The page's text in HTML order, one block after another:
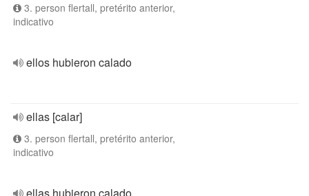
3. person flertall, pretérito anterior,
indicativo
ellos hubieron calado
ellas [calar]
3. person flertall, pretérito anterior,
indicativo